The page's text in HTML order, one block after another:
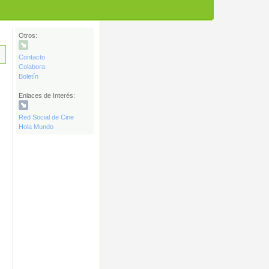
Otros:
Contacto
Colabora
Boletín
Enlaces de Interés:
Red Social de Cine
Hola Mundo